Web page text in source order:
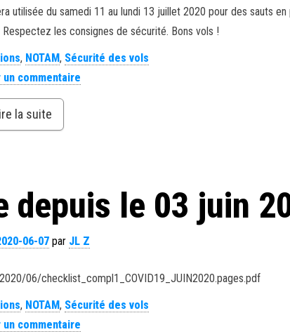
utilisée du samedi 11 au lundi 13 juillet 2020 pour des sauts
les consignes de sécurité. Bons vols !
, NOTAM, Sécurité des vols
un commentaire
la suite
depuis le 03 juin
06-07 par JL Z
06/checklist_compl1_COVID19_JUIN2020.pages.pdf
, NOTAM, Sécurité des vols
un commentaire